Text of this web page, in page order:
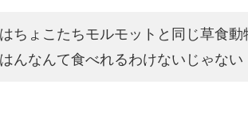
ちょこたちモルモットと同じ草食動
んなんて食べれるわけないじゃない